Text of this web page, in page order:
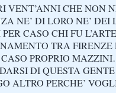
VENT’ANNI CHE NON
NE’ DI LORO NE’ DEI
CASO CHI FU
TRA FIRENZE
PROPRIO
DI QUESTA
ALTRO PERCHE’